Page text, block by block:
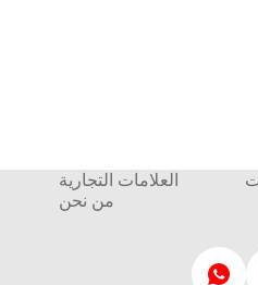
العلامات التجارية
من نحن